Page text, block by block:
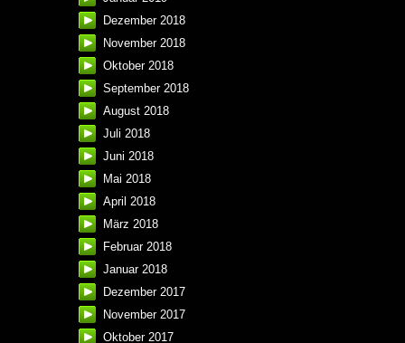
Dezember 2018
November 2018
Oktober 2018
September 2018
August 2018
Juli 2018
Juni 2018
Mai 2018
April 2018
März 2018
Februar 2018
Januar 2018
Dezember 2017
November 2017
Oktober 2017